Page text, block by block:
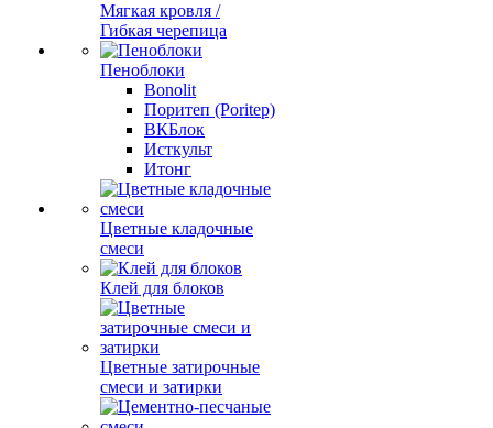
Мягкая кровля /
Гибкая черепица
Пеноблоки
Bonolit
Поритеп (Poritep)
ВКБлок
Исткульт
Итонг
Цветные кладочные
смеси
Клей для блоков
Цветные затирочные
смеси и затирки